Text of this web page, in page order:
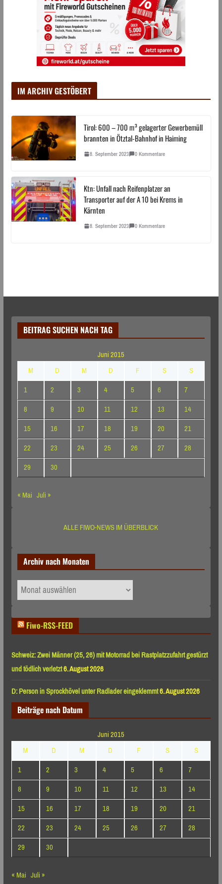
IM ARCHIV GESTÖBERT
Tirol: 600 – 700 m³ gelagerter Gewerbemüll
brannten in Ötztal-Bahnhof in Haiming
8. September 2023 0 Kommentare
Ktn: Unfall nach Reifenplatzer an
Transporter auf der A 10 bei Krems in
Kärnten
8. September 2023 0 Kommentare
BEITRAG SUCHEN NACH TAG
Juni 2015
M
D M D F S
S
1
2 3 4 5 6
7
8
9 10 11 12 13
14
15
16 17 18 19 20
21
22
23 24 25 26 27
28
29
30
« Mai Juli »
ALLE FIWO-NEWS IM ÜBERBLICK
Archiv nach Monaten
Archiv
nach
Fiwo-RSS-FEED
Schweiz: Zwei Männer (25, 26) mit Motorrad bei Rastplatzzufahrt gestürzt
und tödlich verletzt6. August 2026
D: Person in Sprockhövel unter Radlader eingeklemmt6. August 2026
Beiträge nach Datum
Juni 2015
M
D M D F S
S
1
2 3 4 5 6
7
8
9 10 11 12 13
14
15
16 17 18 19 20
21
22
23 24 25 26 27
28
29
30
« Mai Juli »